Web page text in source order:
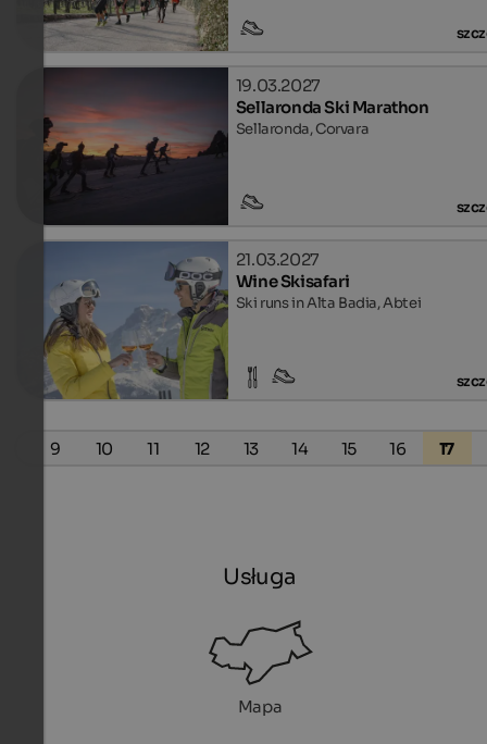
19.03.2027
Sellaronda Ski Marathon
Sellaronda, Corvara
21.03.2027
Wine Skisafari
Ski runs in Alta Badia, Abtei
9 10 11 12 13 14 15 16 17
Usługa
Mapa